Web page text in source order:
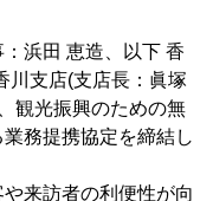
浜田 恵造、以下 香
支店(支店長：眞塚
観光振興のための無
務提携協定を締結し
来訪者の利便性が向